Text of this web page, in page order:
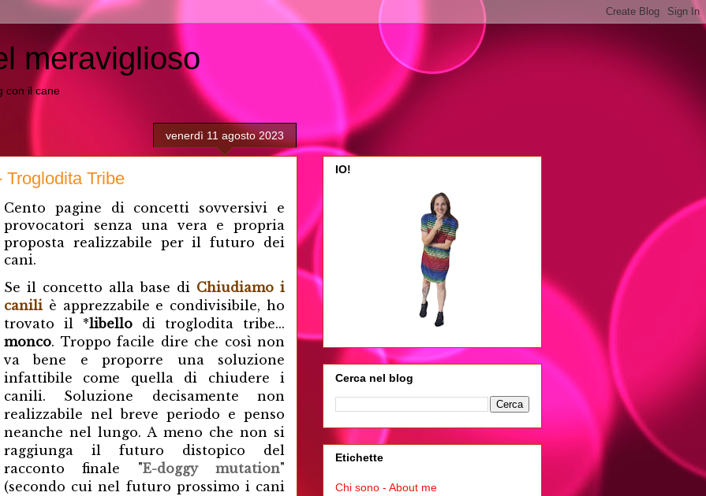
meraviglioso
con il cane
venerdì 11 agosto 2023
Tribe
Cento pagine di concetti sovversivi e
provocatori senza una vera e propria
proposta realizzabile per il futuro dei
cani.
Se il concetto alla base di Chiudiamo i
canili è apprezzabile e condivisibile, ho
trovato il *libello di troglodita tribe...
monco. Troppo facile dire che così non
va bene e proporre una soluzione
infattibile come quella di chiudere i
canili. Soluzione decisamente non
realizzabile nel breve periodo e penso
neanche nel lungo. A meno che non si
raggiunga il futuro distopico del
racconto finale "E-doggy mutation"
(secondo cui nel futuro prossimo i cani
IO!
Cerca nel blog
Etichette
Chi sono - About me